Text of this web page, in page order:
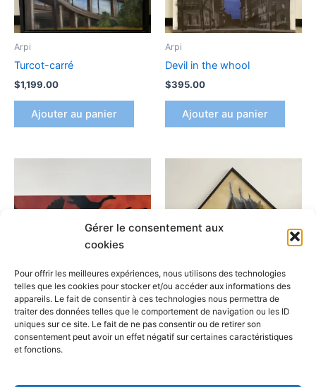
Gérer le consentement aux
cookies
Pour offrir les meilleures expériences, nous utilisons des technologies
telles que les cookies pour stocker et/ou accéder aux informations des
appareils. Le fait de consentir à ces technologies nous permettra de
traiter des données telles que le comportement de navigation ou les ID
uniques sur ce site. Le fait de ne pas consentir ou de retirer son
consentement peut avoir un effet négatif sur certaines caractéristiques
et fonctions.
Arpi
Turcot-carré
$1,199.00
Ajouter au panier
Arpi
Devil in the whool
$395.00
Ajouter au panier
Arpi
Black Goose
$250.00
Arpi
Asian room